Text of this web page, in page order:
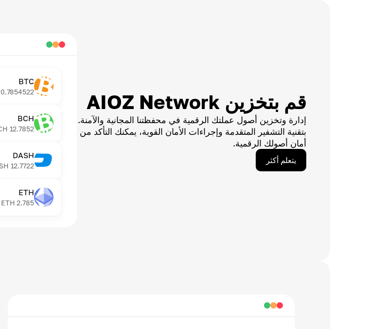
قم بتخزين AIOZ Network
إدارة وتخزين أصول عملتك الرقمية في محفظتنا المجانية والآمنة.
بتقنية التشفير المتقدمة وإجراءات الأمان القوية، يمكنك التأكد من
أمان أصولك الرقمية.
يتعلم أكثر
BTC
0.7854522
BCH
12.7852
DASH
12.7722
ETH
2.785
ETH